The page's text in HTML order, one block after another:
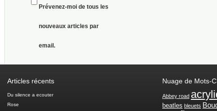
Prévenez-moi de tous les
nouveaux articles par
email.
Articles récents
Du silence a ecouter
Rose
Nuage de Mots-
Abbey road
beatles bleuets